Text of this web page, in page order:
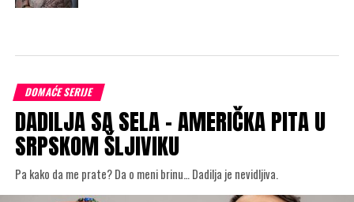
DOMAĆE SERIJE
DADILJA SA SELA – AMERIČKA PITA U
SRPSKOM ŠLJIVIKU
Pa kako da me prate? Da o meni brinu… Dadilja je nevidljiva.